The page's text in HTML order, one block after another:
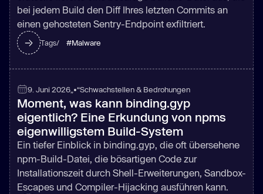
bei jedem Build den Diff Ihres letzten Commits an
einen gehosteten Sentry-Endpoint exfiltriert.
Tags/ #Malware
9. Juni 2026 „•“Schwachstellen & Bedrohungen
Moment, was kann binding.gyp
eigentlich? Eine Erkundung von npms
eigenwilligstem Build-System
Ein tiefer Einblick in binding.gyp, die oft übersehene
npm-Build-Datei, die bösartigen Code zur
Installationszeit durch Shell-Erweiterungen, Sandbox-
Escapes und Compiler-Hijacking ausführen kann.